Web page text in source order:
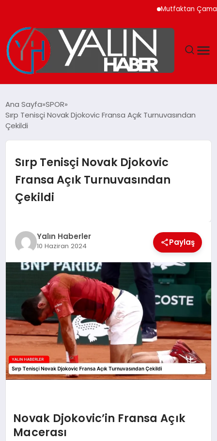
Mutfaktan Çamaşır
SPOR
EKONOMİ
YAŞAM
TEKNOLOJİ
MAGAZİN
SAĞLIK
Ana Sayfa SPOR
Sırp Tenisçi Novak Djokovic Fransa Açık Turnuvasından
Çekildi
Sırp Tenisçi Novak Djokovic
Fransa Açık Turnuvasından
Çekildi
Yalın Haberler
10 Haziran 2024 Paylaş
Novak Djokovic’in Fransa Açık
Macerası